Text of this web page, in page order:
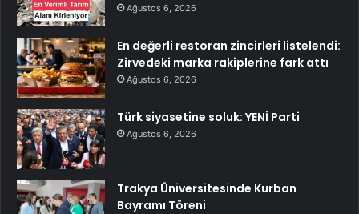
Ağustos 6, 2026
En değerli restoran zincirleri listelendi:
Zirvedeki marka rakiplerine fark attı
Ağustos 6, 2026
Türk siyasetine soluk: YENİ Parti
Ağustos 6, 2026
Trakya Üniversitesinde Kurban
Bayramı Töreni